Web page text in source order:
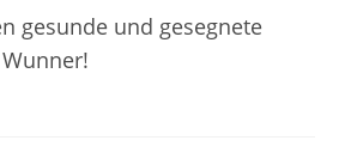
gesunde und gesegnete